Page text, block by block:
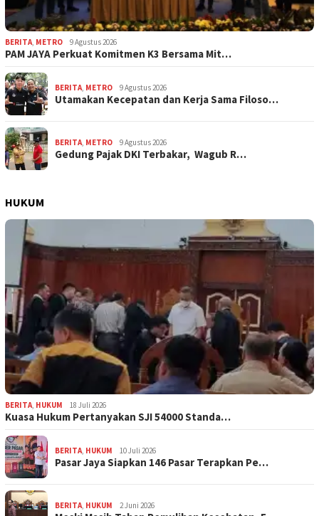
BERITA, METRO 9 Agustus 2026
PAM JAYA Perkuat Komitmen K3 Bersama Mit…
BERITA, METRO 9 Agustus 2026
Utamakan Kecepatan dan Kerja Sama Filoso…
BERITA, METRO 9 Agustus 2026
Gedung Pajak DKI Terbakar, Wagub R…
HUKUM
BERITA HUKUM 18 Juli 2026
Kuasa Hukum Pertanyakan SJI 54000 Standa…
BERITA HUKUM 10 Juli 2026
Pasar Jaya Siapkan 146 Pasar Terapkan Pe…
BERITA HUKUM 2 Juni 2026